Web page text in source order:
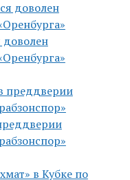
доволен